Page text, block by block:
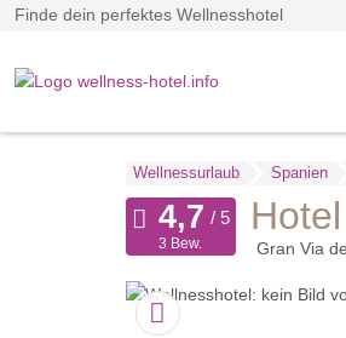
Finde dein perfektes Wellnesshotel
Wellnessurlaub Spanien
Gran Via
3 Bew.